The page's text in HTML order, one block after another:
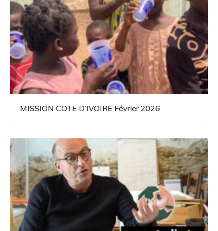
MISSION COTE D’IVOIRE Février 2026